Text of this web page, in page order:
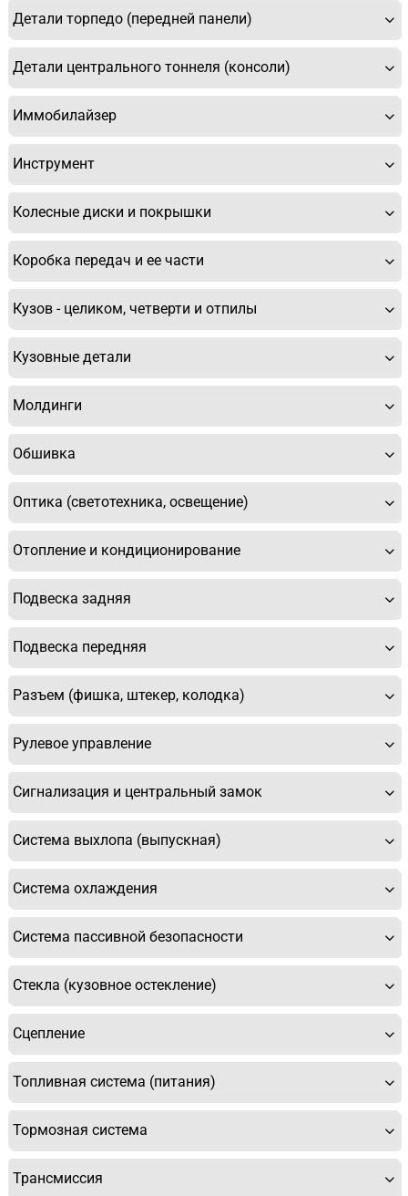
Детали торпедо (передней панели)
Детали центрального тоннеля (консоли)
Иммобилайзер
Инструмент
Колесные диски и покрышки
Коробка передач и ее части
Кузов - целиком, четверти и отпилы
Кузовные детали
Молдинги
Обшивка
Оптика (светотехника, освещение)
Отопление и кондиционирование
Подвеска задняя
Подвеска передняя
Разъем (фишка, штекер, колодка)
Рулевое управление
Сигнализация и центральный замок
Система выхлопа (выпускная)
Система охлаждения
Система пассивной безопасности
Стекла (кузовное остекление)
Сцепление
Топливная система (питания)
Тормозная система
Трансмиссия
У Вас возникли вопросы? Вы не
нашли нужную Вам деталь?
Заполните форму ниже и мы Вам перезвоним.
Спасибо, мне это не нужно!